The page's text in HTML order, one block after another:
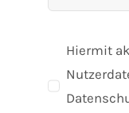
Hiermit